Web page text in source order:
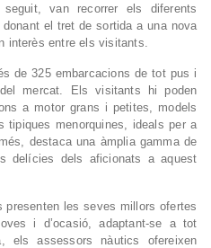
seguit, van recorrer els diferents
el tret de sortida a una nova
interès entre els visitants.
de 325 embarcacions de tot pus i
mercat. Els visitants hi poden
a motor grans i petites, models
tipiques menorquines, ideals per a
destaca una àmplia gamma de
delícies dels aficionats a aquest
les seves millors ofertes
i d’ocasió, adaptant-se a tot
assessors nàutics ofereixen